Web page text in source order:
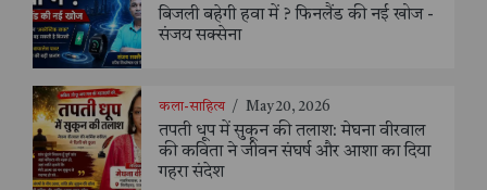
बिजली बहेगी हवा में ? फिनलैंड की नई खोज -
संजय सक्सेना
कला-साहित्य / May 20, 2026
तपती धूप में सुकून की तलाश: मेघना वीरवाल
की कविता ने जीवन संघर्ष और आशा का दिया
गहरा संदेश